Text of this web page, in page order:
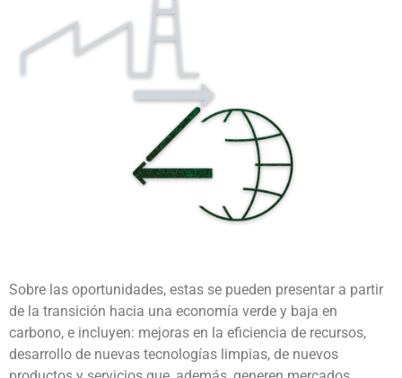
Sobre las oportunidades, estas se pueden presentar a partir
de la transición hacia una economía verde y baja en
carbono, e incluyen: mejoras en la eficiencia de recursos,
desarrollo de nuevas tecnologías limpias, de nuevos